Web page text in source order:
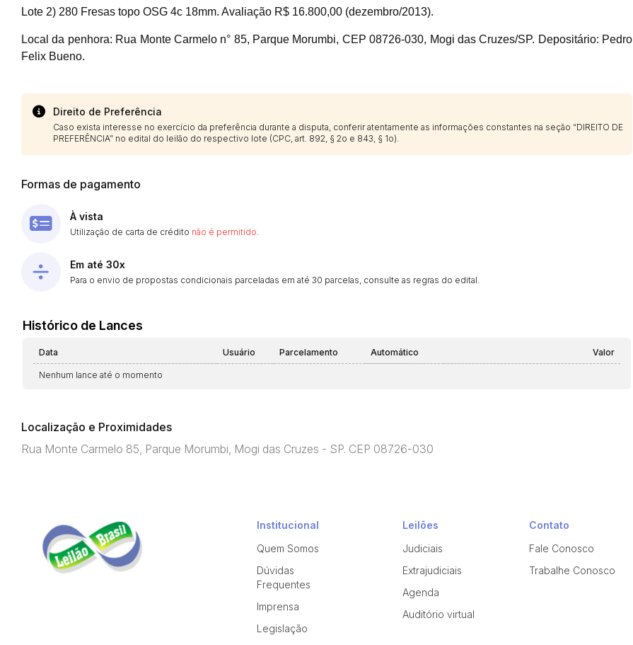
Lote 2) 280 Fresas topo OSG 4c 18mm. Avaliação R$ 16.800,00 (dezembro/2013).
Local da penhora: Rua Monte Carmelo n° 85, Parque Morumbi, CEP 08726-030, Mogi das Cruzes/SP. Depositário: Pedro
Felix Bueno.
Direito de Preferência
Caso exista interesse no exercício da preferência durante a disputa, conferir atentamente as informações constantes na seção “DIREITO DE
PREFERÊNCIA” no edital do leilão do respectivo lote (CPC, art. 892, § 2o e 843, § 1o).
Formas de pagamento
À vista
Utilização de carta de crédito não é permitido.
Em até 30x
Para o envio de propostas condicionais parceladas em até 30 parcelas, consulte as regras do edital.
Histórico de Lances
Data Usuário Parcelamento Automático Valor
Nenhum lance até o momento
Localização e Proximidades
Rua Monte Carmelo 85, Parque Morumbi, Mogi das Cruzes - SP. CEP 08726-030
Institucional
Quem Somos
Dúvidas
Frequentes
Imprensa
Legislação
Leilões
Judiciais
Extrajudiciais
Agenda
Auditório virtual
Contato
Fale Conosco
Trabalhe Conosco